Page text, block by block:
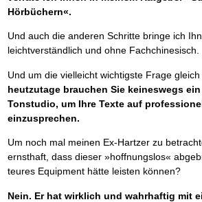
Hörbüchern«.
Und auch die anderen Schritte bringe ich
leichtverständlich und ohne Fachchinesisch.
Und um die vielleicht wichtigste Frage
heutzutage brauchen Sie keineswegs
Tonstudio, um Ihre Texte auf
einzusprechen.
Um noch mal meinen Ex-Hartzer zu
ernsthaft, dass dieser »hoffnungslos«
teures Equipment hätte leisten können?
Nein. Er hat wirklich und wahrhaftig mit